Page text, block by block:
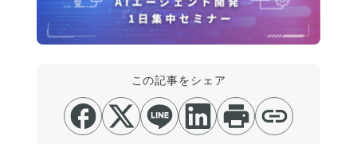
この記事をシェア